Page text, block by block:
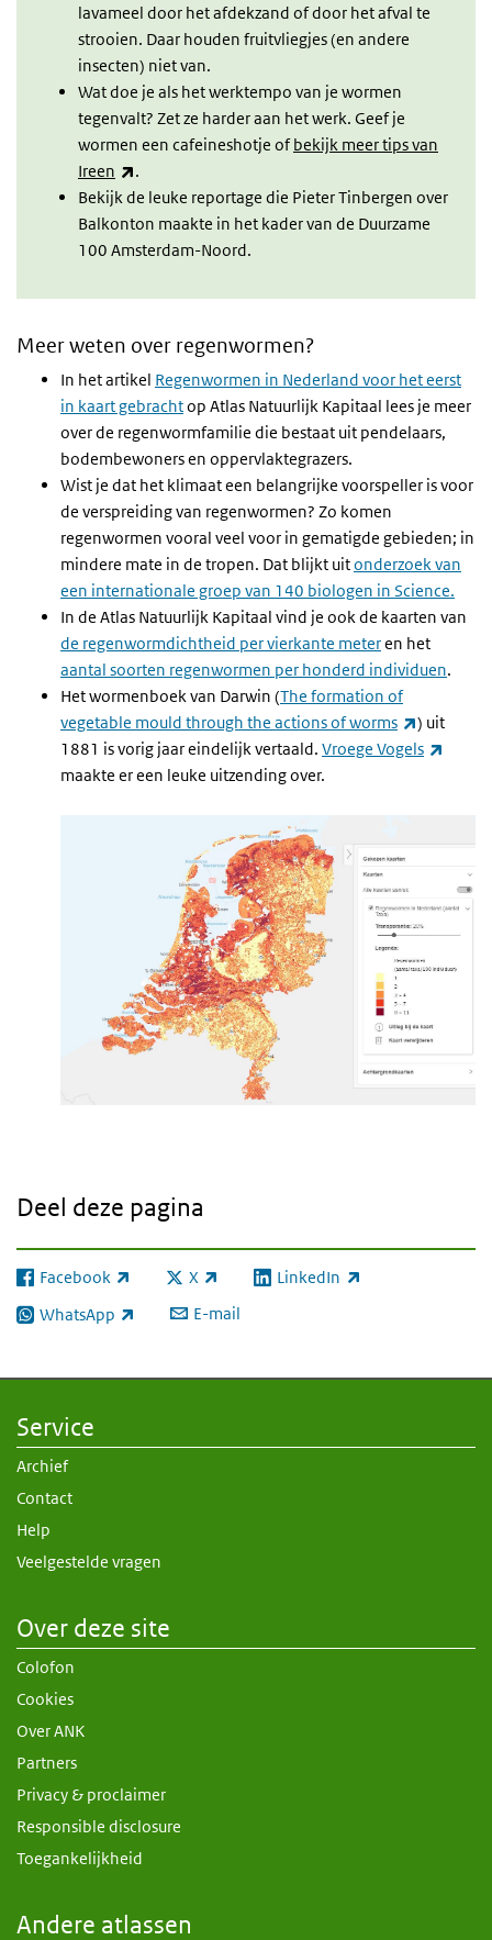
lavameel door het afdekzand of door het afval te
strooien. Daar houden fruitvliegjes (en andere
insecten) niet van.
Wat doe je als het werktempo van je wormen
tegenvalt? Zet ze harder aan het werk. Geef je
wormen een cafeineshotje ofbekijk meer tips van
Ireen
.
Bekijk de leuke reportage die Pieter Tinbergen over
Balkonton maakte in het kader van de Duurzame
100 Amsterdam-Noord.
Meer weten over regenwormen?
In het artikel Regenwormen in Nederland voor het eerst
in kaart gebrachtop Atlas Natuurlijk Kapitaal lees je meer
over de regenwormfamilie die bestaat uit pendelaars,
bodembewoners en oppervlaktegrazers.
Wist je dat het klimaat een belangrijke voorspeller is voor
de verspreiding van regenwormen? Zo komen
regenwormen vooral veel voor in gematigde gebieden; in
mindere mate in de tropen. Dat blijkt uitonderzoek van
een internationale groep van 140 biologen in Science.
In de Atlas Natuurlijk Kapitaal vind je ook de kaarten van
de regenwormdichtheid per vierkante meteren het
aantal soorten regenwormen per honderd individuen.
Het wormenboek van Darwin (The formation of
vegetable mould through the actions of worms
(externe
) uit
1881 is vorig jaar eindelijk vertaald. Vroege Vogels
maakte er een leuke uitzending over.
Deel deze pagina
Facebook
(externe link) X
(externe link) LinkedIn
(externe link)
WhatsApp
(externe link) E-mail
Service
Archief
Contact
Help
Veelgestelde vragen
Over deze site
Colofon
Cookies
Over ANK
Partners
Privacy & proclaimer
Responsible disclosure
Toegankelijkheid
Andere atlassen